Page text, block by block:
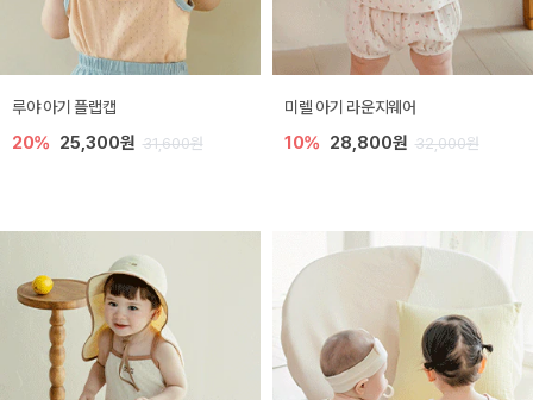
루야 아기 플랩캡
20% 25,300원 31,600원
미렐 아기 라운지웨어
10% 28,800원 32,000원